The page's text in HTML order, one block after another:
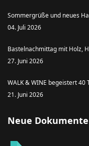
Sommergrüße und neues
04. Juli 2026
Bastelnachmittag mit Holz,
27. Juni 2026
WALK & WINE begeistert 40
21. Juni 2026
Neue Dokumente